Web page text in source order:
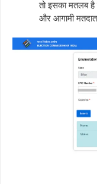
तो इसका मतलब है
और आगामी